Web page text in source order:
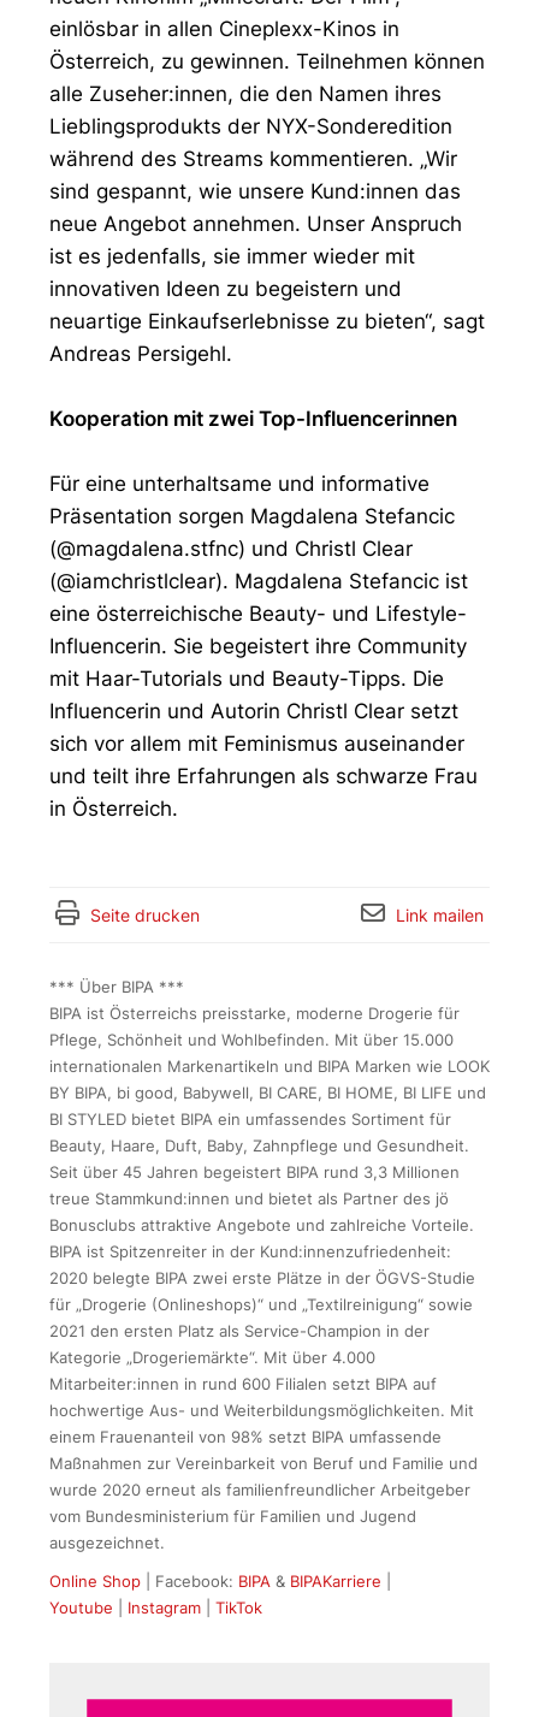
einlösbar in allen Cineplexx-Kinos in
Österreich, zu gewinnen. Teilnehmen können
alle Zuseher:innen, die den Namen ihres
Lieblingsprodukts der NYX-Sonderedition
während des Streams kommentieren. „Wir
sind gespannt, wie unsere Kund:innen das
neue Angebot annehmen. Unser Anspruch
ist es jedenfalls, sie immer wieder mit
innovativen Ideen zu begeistern und
neuartige Einkaufserlebnisse zu bieten“, sagt
Andreas Persigehl.
Kooperation mit zwei Top-Influencerinnen
Für eine unterhaltsame und informative
Präsentation sorgen Magdalena Stefancic
(@magdalena.stfnc) und Christl Clear
(@iamchristlclear). Magdalena Stefancic ist
eine österreichische Beauty- und Lifestyle-
Influencerin. Sie begeistert ihre Community
mit Haar-Tutorials und Beauty-Tipps. Die
Influencerin und Autorin Christl Clear setzt
sich vor allem mit Feminismus auseinander
und teilt ihre Erfahrungen als schwarze Frau
in Österreich.
Seite drucken Link mailen
*** Über BIPA ***
BIPA ist Österreichs preisstarke, moderne Drogerie für
Pflege, Schönheit und Wohlbefinden. Mit über 15.000
internationalen Markenartikeln und BIPA Marken wie LOOK
BY BIPA, bi good, Babywell, BI CARE, BI HOME, BI LIFE und
BI STYLED bietet BIPA ein umfassendes Sortiment für
Beauty, Haare, Duft, Baby, Zahnpflege und Gesundheit.
Seit über 45 Jahren begeistert BIPA rund 3,3 Millionen
treue Stammkund:innen und bietet als Partner des jö
Bonusclubs attraktive Angebote und zahlreiche Vorteile.
BIPA ist Spitzenreiter in der Kund:innenzufriedenheit:
2020 belegte BIPA zwei erste Plätze in der ÖGVS-Studie
für „Drogerie (Onlineshops)“ und „Textilreinigung“ sowie
2021 den ersten Platz als Service-Champion in der
Kategorie „Drogeriemärkte“. Mit über 4.000
Mitarbeiter:innen in rund 600 Filialen setzt BIPA auf
hochwertige Aus- und Weiterbildungsmöglichkeiten. Mit
einem Frauenanteil von 98% setzt BIPA umfassende
Maßnahmen zur Vereinbarkeit von Beruf und Familie und
wurde 2020 erneut als familienfreundlicher Arbeitgeber
vom Bundesministerium für Familien und Jugend
ausgezeichnet.
Online Shop | Facebook: BIPA & BIPAKarriere
Youtube
Instagram TikTok